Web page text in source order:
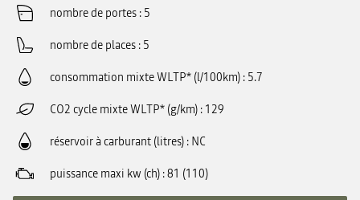
nombre de portes 5
nombre de places 5
consommation mixte WLTP* (l/100km) 5.7
CO2 cycle mixte WLTP* (g/km) 129
réservoir à carburant (litres) NC
puissance maxi kw (ch) 81 (110)